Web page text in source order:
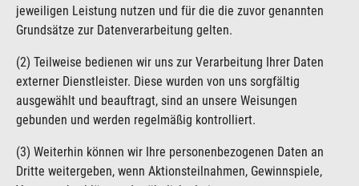
jeweiligen Leistung nutzen und für die die zuvor genannten
Grundsätze zur Datenverarbeitung gelten.
(2) Teilweise bedienen wir uns zur Verarbeitung Ihrer Daten
externer Dienstleister. Diese wurden von uns sorgfältig
ausgewählt und beauftragt, sind an unsere Weisungen
gebunden und werden regelmäßig kontrolliert.
(3) Weiterhin können wir Ihre personenbezogenen Daten an
Dritte weitergeben, wenn Aktionsteilnahmen, Gewinnspiele,